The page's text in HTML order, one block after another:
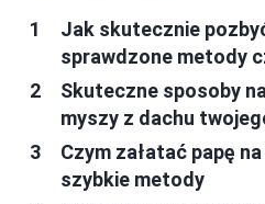
Jak skutecznie
sprawdzone metody
Skuteczne sposoby
myszy z dachu
Czym załatać papę
szybkie metody